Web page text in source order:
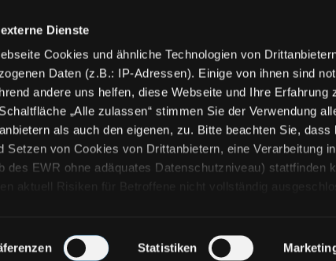
Dienste
Cookies und ähnliche Technologien von
Daten (z.B.: IP-Adressen). Einige von ihnen sind
andere uns helfen, diese Webseite und Ihre Erfahrung
„Alle zulassen“ stimmen Sie der Verwendung
als auch den eigenen, zu. Bitte beachten Sie, dass
Setzen von Cookies von Drittanbietern, eine Verarbeitung
des EWR ohne adäquates Datenschutzniveau) stattfinden
aktuell Risiken für Betroffene nicht vollständig
zu den verschiedenen Kategorien von Cookies und
Statistiken